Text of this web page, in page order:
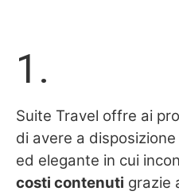
1.
Suite Travel offre ai
di avere a
ed elegante in cui
costi contenuti grazie